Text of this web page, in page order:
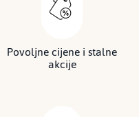
Povoljne cijene i stalne
akcije